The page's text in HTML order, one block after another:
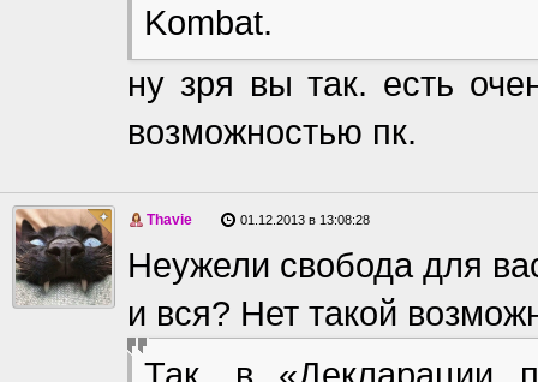
Kombat.
ну зря вы так. есть
возможностью пк.
Thavie 01.12.2013 в 13:08:28
Неужели свобода для
и вся? Нет такой
Так, в «Декларации